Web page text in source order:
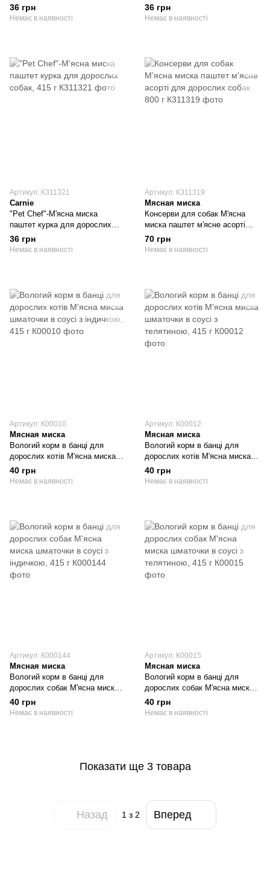
дорослих собак, 415 г
36 грн
Немає в наявності
собак, 415 г
36 грн
Немає в наявності
Артикул: К311321
Carnie
"Pet Chef"-М'ясна миска
паштет курка для дорослих
собак, 415 г
36 грн
Немає в наявності
Артикул: К311319
Мясная миска
Консерви для собак М'ясна
миска паштет м'ясне асорті
для дорослих собак 800 г
70 грн
Немає в наявності
Артикул: К00010
Мясная миска
Вологий корм в банці для
дорослих котів М'ясна миска
шматочки в соусі з індичкою,
415 г
40 грн
Немає в наявності
Артикул: К00012
Мясная миска
Вологий корм в банці для
дорослих котів М'ясна миска
шматочки в соусі з телятиною,
415 г
40 грн
Немає в наявності
Артикул: К000144
Мясная миска
Вологий корм в банці для
дорослих собак М'ясна миска
шматочки в соусі з індичкою,
415 г
40 грн
Немає в наявності
Артикул: К00015
Мясная миска
Вологий корм в банці для
дорослих собак М'ясна миска
шматочки в соусі з телятиною,
415 г
40 грн
Немає в наявності
Показати ще 3 товара
Назад 1 з 2 Вперед